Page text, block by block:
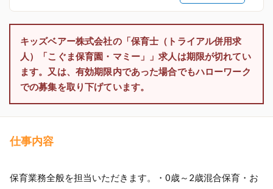
キッズベアー株式会社の「保育士（トライアル併用求
人）「こぐま保育園・マミー」」求人は期限が切れてい
ます。又は、有効期限内であった場合でもハローワーク
での募集を取り下げています。
仕事内容
保育業務全般を担当いただきます。・0歳～2歳混合保育・お